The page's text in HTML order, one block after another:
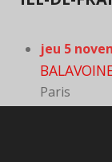
jeu 5
Paris